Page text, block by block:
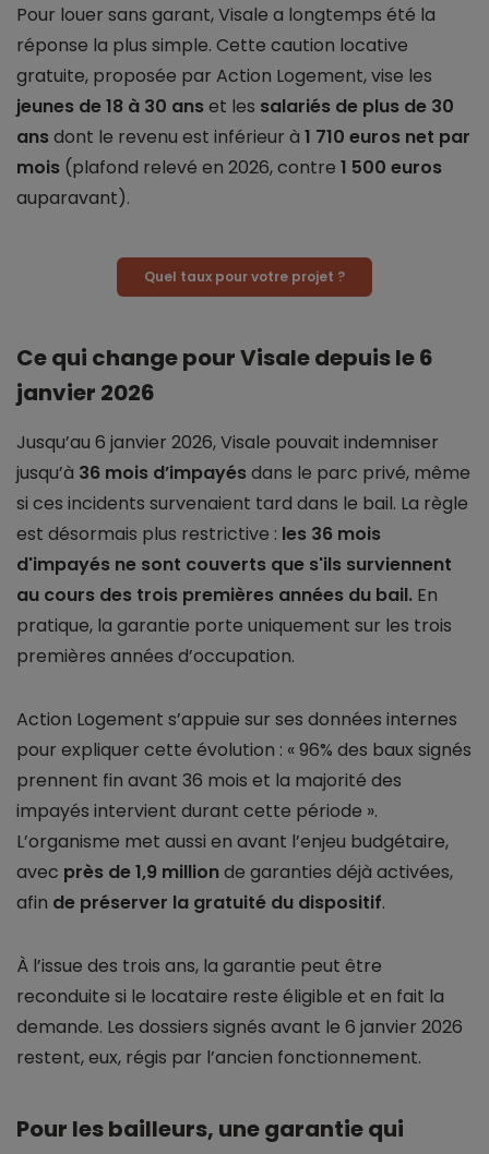
Pour louer sans garant, Visale a longtemps été la
réponse la plus simple. Cette caution locative
gratuite, proposée par Action Logement, vise les
jeunes de 18 à 30 anset les salariés de plus de 30
ansdont le revenu est inférieur à 1 710 euros net par
mois (plafond relevé en 2026, contre 1 500 euros
auparavant).
Quel taux pour votre projet ?
Ce qui change pour Visale depuis le 6
janvier 2026
Jusqu’au 6 janvier 2026, Visale pouvait indemniser
jusqu’à 36 mois d’impayésdans le parc privé, même
si ces incidents survenaient tard dans le bail. La règle
est désormais plus restrictive : les 36 mois
d'impayés ne sont couverts que s'ils surviennent
au cours des trois premières années du bail. En
pratique, la garantie porte uniquement sur les trois
premières années d’occupation.
Action Logement s’appuie sur ses données internes
pour expliquer cette évolution : « 96% des baux signés
prennent fin avant 36 mois et la majorité des
impayés intervient durant cette période ».
L’organisme met aussi en avant l’enjeu budgétaire,
avec près de 1,9 millionde garanties déjà activées,
afin de préserver la gratuité du dispositif.
À l’issue des trois ans, la garantie peut être
reconduite si le locataire reste éligible et en fait la
demande. Les dossiers signés avant le 6 janvier 2026
restent, eux, régis par l’ancien fonctionnement.
Pour les bailleurs, une garantie qui